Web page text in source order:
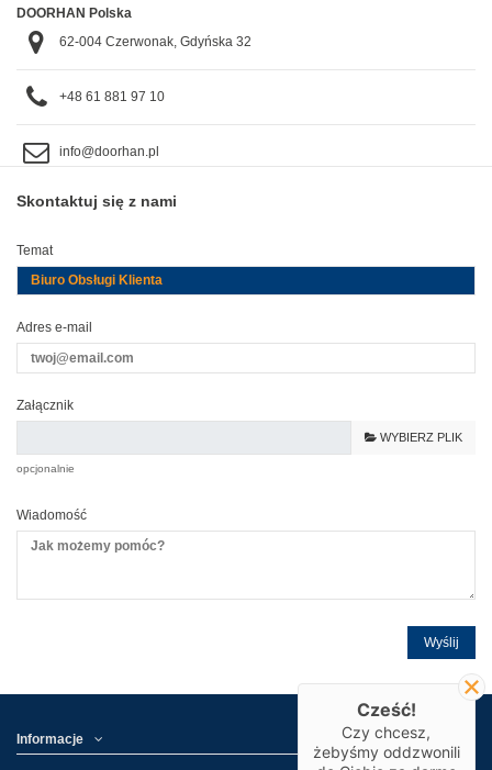
DOORHAN Polska
62-004 Czerwonak, Gdyńska 32
+48 61 881 97 10
info@doorhan.pl
Skontaktuj się z nami
Temat
Adres e-mail
Załącznik
WYBIERZ PLIK
opcjonalnie
Wiadomość
Informacje
Cześć!
Czy chcesz,
żebyśmy oddzwonili